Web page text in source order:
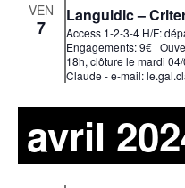
VEN
7
Languidic –
Access 1-2-3-4 H/F:
Engagements: 9€
18h, clôture le mardi
Claude - e-mail:
avril